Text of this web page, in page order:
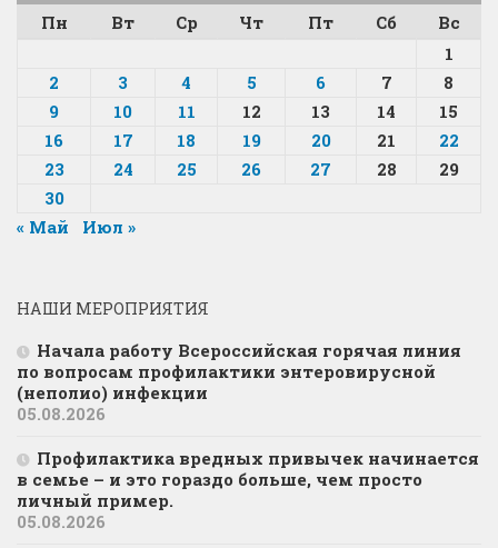
Пн
Вт Ср Чт Пт Сб
Вс
1
2
3 4 5 6 7
8
9
10 11 12 13 14
15
16
17 18 19 20 21
22
23
24 25 26 27 28
29
30
« Май
Июл »
НАШИ МЕРОПРИЯТИЯ
Начала работу Всероссийская горячая линия
по вопросам профилактики энтеровирусной
(неполио) инфекции
05.08.2026
Профилактика вредных привычек начинается
в семье – и это гораздо больше, чем просто
личный пример.
05.08.2026